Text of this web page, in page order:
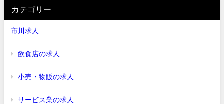
カテゴリー
市川求人
飲食店の求人
小売・物販の求人
サービス業の求人